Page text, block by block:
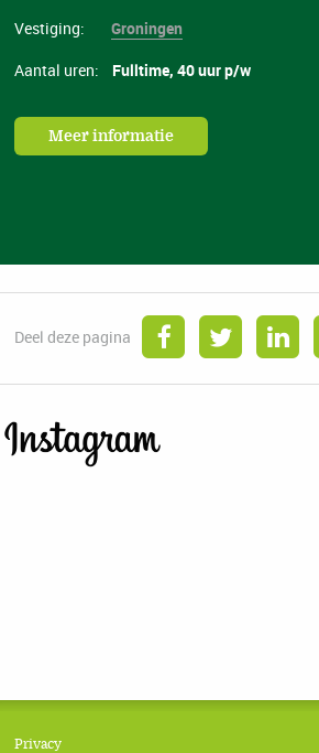
Vestiging:Groningen
Aantal uren: Fulltime, 40 uur p/w
Meer informatie
Deel deze pagina
Privacy